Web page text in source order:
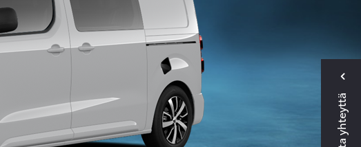
Ota yhteyttä